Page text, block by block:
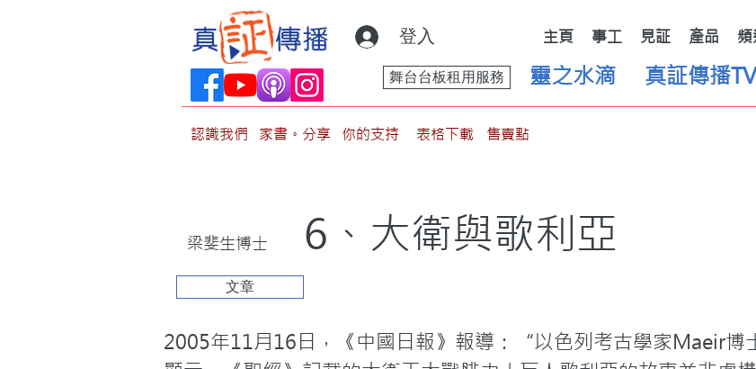
登入 主頁 事工 見証 產品
靈之水滴
舞台台板租用服務 真証傳播TV
認識我們 家書。分享 你的支持 表格下載 售賣點
梁斐生博士 6、大衛與歌利亞
文章
2005年11月16日，《中國日報》報導：“以色列考古學家Maeir博